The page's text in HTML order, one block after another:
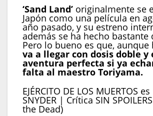
‘Sand Land’ originalmente se
Japón como una película en
año pasado, y su estreno
además se ha hecho bastante
Pero lo bueno es que, aunque
va a llegar con dosis doble y
aventura perfecta si ya
falta al maestro Toriyama.
EJÉRCITO DE LOS MUERTOS
SNYDER | Crítica SIN
the Dead)